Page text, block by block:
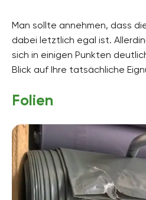
Man sollte annehmen, dass
dabei letztlich egal ist.
sich in einigen Punkten
Blick auf Ihre tatsächliche
Folien